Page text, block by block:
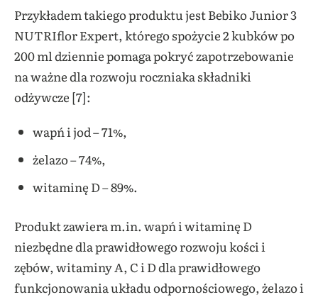
Przykładem takiego produktu jest Bebiko Junior 3
NUTRIflor Expert, którego spożycie 2 kubków po
200 ml dziennie pomaga pokryć zapotrzebowanie
na ważne dla rozwoju roczniaka składniki
odżywcze [7]:
wapń i jod – 71%,
żelazo – 74%,
witaminę D – 89%.
Produkt zawiera m.in. wapń i witaminę D
niezbędne dla prawidłowego rozwoju kości i
zębów, witaminy A, C i D dla prawidłowego
funkcjonowania układu odpornościowego, żelazo i